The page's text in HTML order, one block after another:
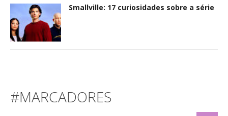
Smallville: 17 curiosidades sobre a série
#MARCADORES